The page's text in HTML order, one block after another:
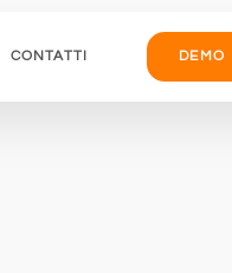
CONTATTI DEMO